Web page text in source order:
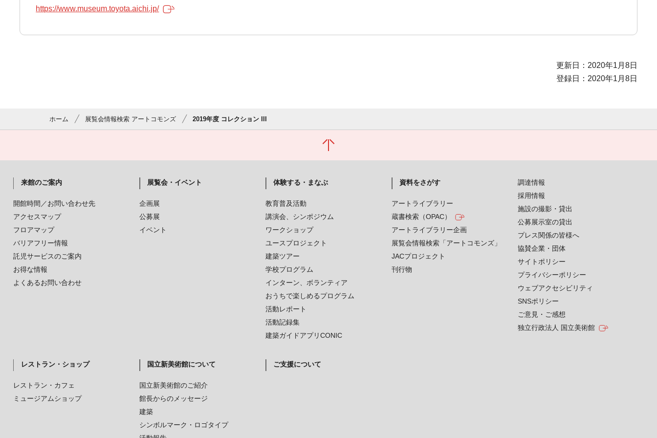
https://www.museum.toyota.aichi.jp/
更新日：2020年1月8日
登録日：2020年1月8日
ホーム 展覧会情報検索 アートコモンズ 2019年度 コレクション III
来館のご案内
開館時間／お問い合わせ先
アクセスマップ
フロアマップ
バリアフリー情報
託児サービスのご案内
お得な情報
よくあるお問い合わせ
展覧会・イベント
企画展
公募展
イベント
体験する・まなぶ
教育普及活動
講演会、シンポジウム
ワークショップ
ユースプロジェクト
建築ツアー
学校プログラム
インターン、ボランティア
おうちで楽しめるプログラム
活動レポート
活動記録集
建築ガイドアプリCONIC
資料をさがす
アートライブラリー
蔵書検索（OPAC）
アートライブラリー企画
展覧会情報検索「アートコモンズ」
JACプロジェクト
刊行物
レストラン・ショップ
レストラン・カフェ
ミュージアムショップ
国立新美術館について
国立新美術館のご紹介
館長からのメッセージ
建築
シンボルマーク・ロゴタイプ
ご支援について
調達情報
採用情報
施設の撮影・貸出
公募展示室の貸出
プレス関係の皆様へ
協賛企業・団体
サイトポリシー
プライバシーポリシー
ウェブアクセシビリティ
SNSポリシー
ご意見・ご感想
独立行政法人 国立美術館